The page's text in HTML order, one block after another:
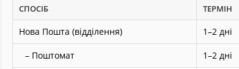
кількість
СПОСІБ ТЕРМІН
Нова Пошта (відділення) 1–2 дні
– Поштомат 1–2 дні